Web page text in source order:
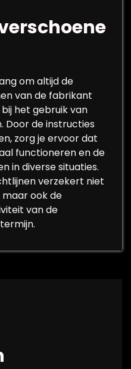
om altijd de
van de fabrikant
het gebruik van
Door de instructies
zorg je ervoor dat
functioneren en de
in diverse situaties.
verzekert niet
maar ook de
van de